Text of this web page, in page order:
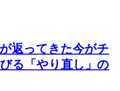
返ってきた今がチ
る「やり直し」の